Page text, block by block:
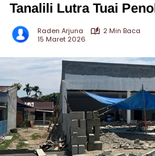
Tanalili Lutra Tuai
Raden Arjuna
2 Min Baca
15 Maret 2026